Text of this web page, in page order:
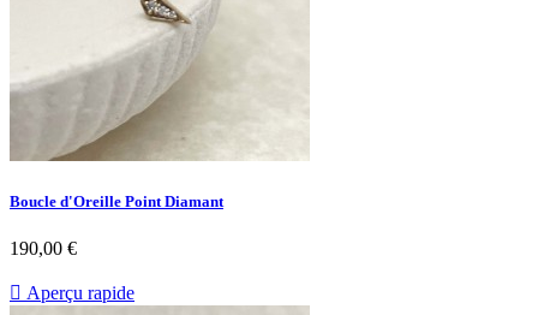
Boucle d'Oreille Point Diamant
Prix
190,00 €
 Aperçu rapide